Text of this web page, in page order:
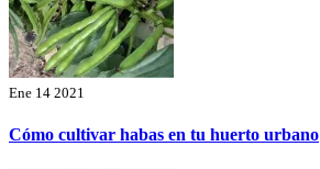
Ene 14 2021
Cómo cultivar habas en tu huerto urbano